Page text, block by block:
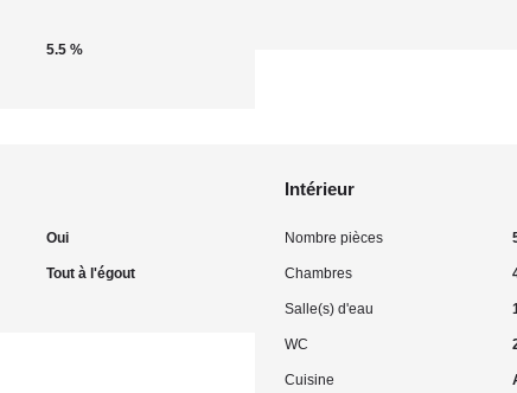
5.5 %
Oui
Tout à l'égout
Intérieur
Nombre pièces
Chambres
Salle(s) d'eau
WC
Cuisine